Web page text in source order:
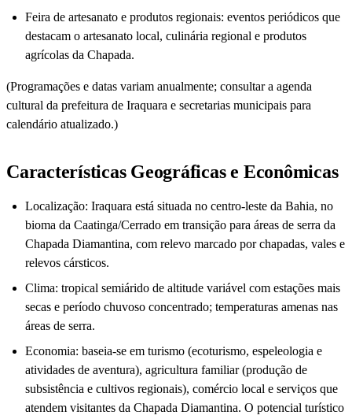
Feira de artesanato e produtos regionais: eventos periódicos que
destacam o artesanato local, culinária regional e produtos
agrícolas da Chapada.
(Programações e datas variam anualmente; consultar a agenda
cultural da prefeitura de Iraquara e secretarias municipais para
calendário atualizado.)
Características Geográficas e Econômicas
Localização: Iraquara está situada no centro-leste da Bahia, no
bioma da Caatinga/Cerrado em transição para áreas de serra da
Chapada Diamantina, com relevo marcado por chapadas, vales e
relevos cársticos.
Clima: tropical semiárido de altitude variável com estações mais
secas e período chuvoso concentrado; temperaturas amenas nas
áreas de serra.
Economia: baseia-se em turismo (ecoturismo, espeleologia e
atividades de aventura), agricultura familiar (produção de
subsistência e cultivos regionais), comércio local e serviços que
atendem visitantes da Chapada Diamantina. O potencial turístico